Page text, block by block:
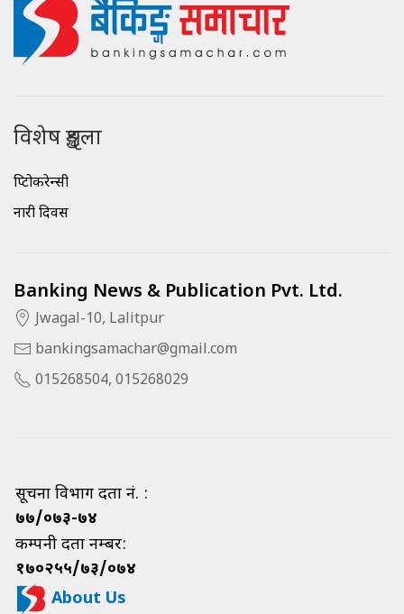
विशेष शृङ्खला
क्रिप्टोकरेन्सी
नारी दिवस
Banking News & Publication Pvt. Ltd.
Jwagal-10, Lalitpur
bankingsamachar@gmail.com
015268504, 015268029
सूचना विभाग दर्ता नं. :
७७/०७३-७४
कम्पनी दर्ता नम्बर:
१७०२५५/७३/०७४
About Us